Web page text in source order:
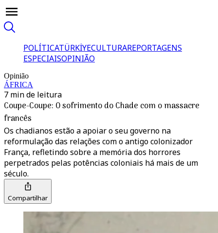
POLÍTICATÜRKİYECULTURAREPORTAGENS
ESPECIAISOPINIÃO
Opinião
ÁFRICA
7 min de leitura
Coupe-Coupe: O sofrimento do Chade com o massacre
francês
Os chadianos estão a apoiar o seu governo na
reformulação das relações com o antigo colonizador
França, refletindo sobre a memória dos horrores
perpetrados pelas potências coloniais há mais de um
século.
Compartilhar